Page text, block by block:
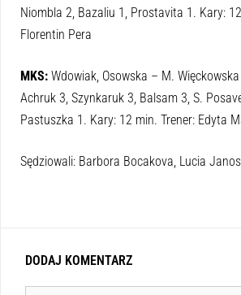
Niombla 2, Bazaliu 1, Prostavita 1. Kary:
Florentin Pera
MKS: Wdowiak, Osowska – M.
Achruk 3, Szynkaruk 3, Balsam 3, S.
Pastuszka 1. Kary: 12 min. Trener: Edyta
Sędziowali: Barbora Bocakova, Lucia
DODAJ KOMENTARZ